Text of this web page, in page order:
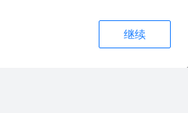
黑除恶？ 2025全国刑事案件、命案数
继续